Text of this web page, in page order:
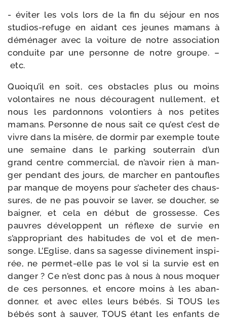
- évi­ter les vols lors de la fin du séjour en nos
studios-​refuge en aidant ces jeunes mamans à
démé­na­ger avec la voi­ture de notre asso­cia­tion
conduite par une per­sonne de notre groupe. –
etc.
Quoiqu’il en soit, ces obs­tacles plus ou moins
volon­taires ne nous décou­ragent nul­le­ment, et
nous les par­don­nons volon­tiers à nos petites
mamans. Personne de nous sait ce qu’est c’est de
vivre dans la misère, de dor­mir par exemple toute
une semaine dans le par­king sou­ter­rain d’un
grand centre com­mer­cial, de n’avoir rien à man­
ger pen­dant des jours, de mar­cher en pan­toufles
par manque de moyens pour s’acheter des chaus­
sures, de ne pas pou­voir se laver, se dou­cher, se
bai­gner, et cela en début de gros­sesse. Ces
pauvres déve­loppent un réflexe de sur­vie en
s’appropriant des habi­tudes de vol et de men­
songe. L’Eglise, dans sa sagesse divi­ne­ment ins­pi­
rée, ne permet-​elle pas le vol si la sur­vie est en
dan­ger ? Ce n’est donc pas à nous à nous moquer
de ces per­sonnes, et encore moins à les aban­
don­ner, et avec elles leurs bébés. Si TOUS les
bébés sont à sau­ver, TOUS étant les enfants de